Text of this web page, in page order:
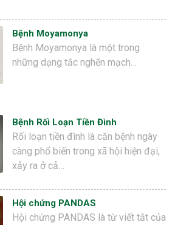
Bệnh Moyamonya
Bệnh Moyamonya là một trong
những dạng tắc nghẽn mạch…
Bệnh Rối Loạn Tiền Đình
Rối loạn tiền đình là căn bệnh ngày
càng phổ biến trong xã hội hiện đại,
xảy ra ở cả…
Hội chứng PANDAS
Hội chứng PANDAS là từ viết tắt của